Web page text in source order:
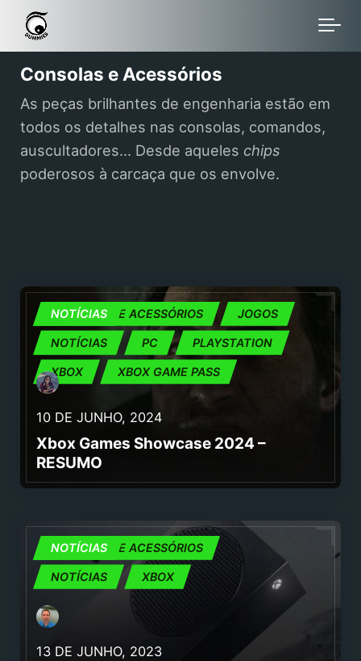
Skip to main content
Consolas e Acessórios
As peças brilhantes de engenharia estão em
todos os detalhes nas consolas, comandos,
auscultadores… Desde aqueles chips
poderosos à carcaça que os envolve.
CONSOLAS E ACESSÓRIOS JOGOS
NOTÍCIAS PC PLAYSTATION
XBOX XBOX GAME PASS
10 DE JUNHO, 2024
Xbox Games Showcase 2024 –
RESUMO
NOTÍCIAS
CONSOLAS E ACESSÓRIOS
NOTÍCIAS XBOX
13 DE JUNHO, 2023
NOTÍCIAS